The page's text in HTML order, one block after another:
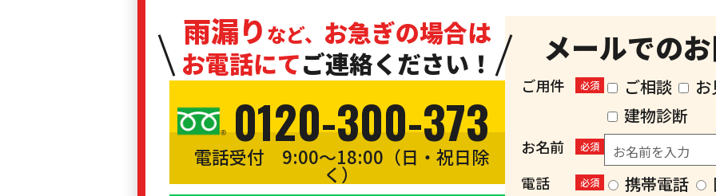
雨漏り など、 お急ぎの場合は
お電話にてご連絡ください！
0120-300-373
電話受付 9:00〜18:00（日・祝日除
く）
メールでの
ご用件 必須 ご相談
建物診断
お名前 必須
電話 必須 携帯電話